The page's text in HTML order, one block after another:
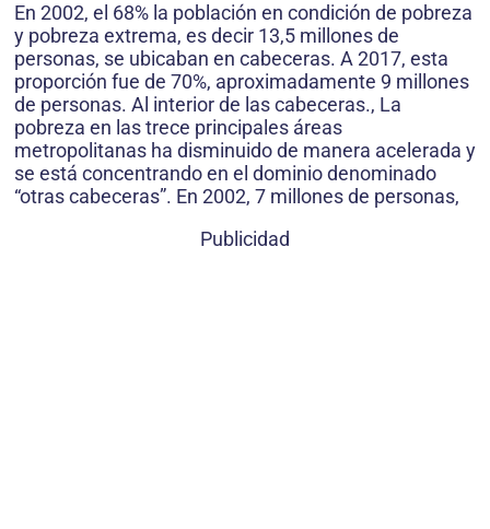
En 2002, el 68% la población en condición de pobreza
y pobreza extrema, es decir 13,5 millones de
personas, se ubicaban en cabeceras. A 2017, esta
proporción fue de 70%, aproximadamente 9 millones
de personas. Al interior de las cabeceras., La
pobreza en las trece principales áreas
metropolitanas ha disminuido de manera acelerada y
se está concentrando en el dominio denominado
“otras cabeceras”. En 2002, 7 millones de personas,
Publicidad